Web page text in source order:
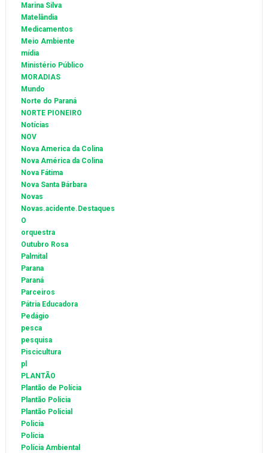
Marina Silva
Matelândia
Medicamentos
Meio Ambiente
mídia
Ministério Público
MORADIAS
Mundo
Norte do Paraná
NORTE PIONEIRO
Notícias
NOV
Nova America da Colina
Nova América da Colina
Nova Fátima
Nova Santa Bárbara
Novas
Novas.acidente.Destaques
O
orquestra
Outubro Rosa
Palmital
Parana
Paraná
Parceiros
Pátria Educadora
Pedágio
pesca
pesquisa
Piscicultura
pl
PLANTÃO
Plantão de Polícia
Plantão Policia
Plantão Policial
Policia
Polícia
Polícia Ambiental